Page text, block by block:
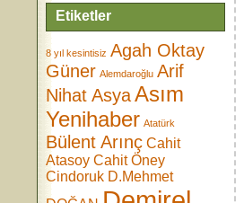
Etiketler
8 yıl kesintisiz Agah Oktay
Güner Alemdaroğlu Arif
Nihat AsyaAsım
Yenihaber Atatürk
Bülent Arınç Cahit
Atasoy Cahit Öney
Cindoruk D.Mehmet